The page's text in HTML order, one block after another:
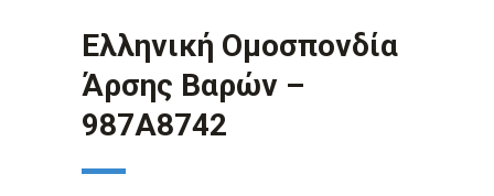
Ελληνική Ομοσπονδία
Άρσης Βαρών –
987A8742